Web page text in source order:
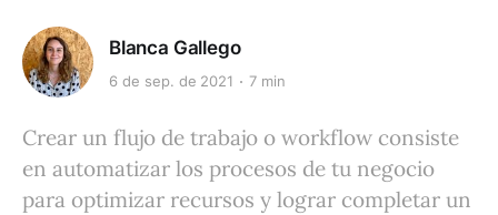
Blanca Gallego
6 de sep. de 2021 7 min
Crear un flujo de trabajo o workflow consiste
en automatizar los procesos de tu negocio
para optimizar recursos y lograr completar un